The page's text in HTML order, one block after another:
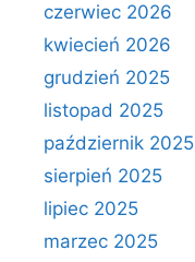
czerwiec 2026
kwiecień 2026
grudzień 2025
listopad 2025
październik 2025
sierpień 2025
lipiec 2025
marzec 2025